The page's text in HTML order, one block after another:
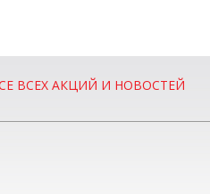
ВСЕХ АКЦИЙ И НОВОСТЕЙ